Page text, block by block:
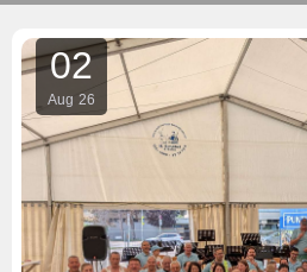
02
Aug 26